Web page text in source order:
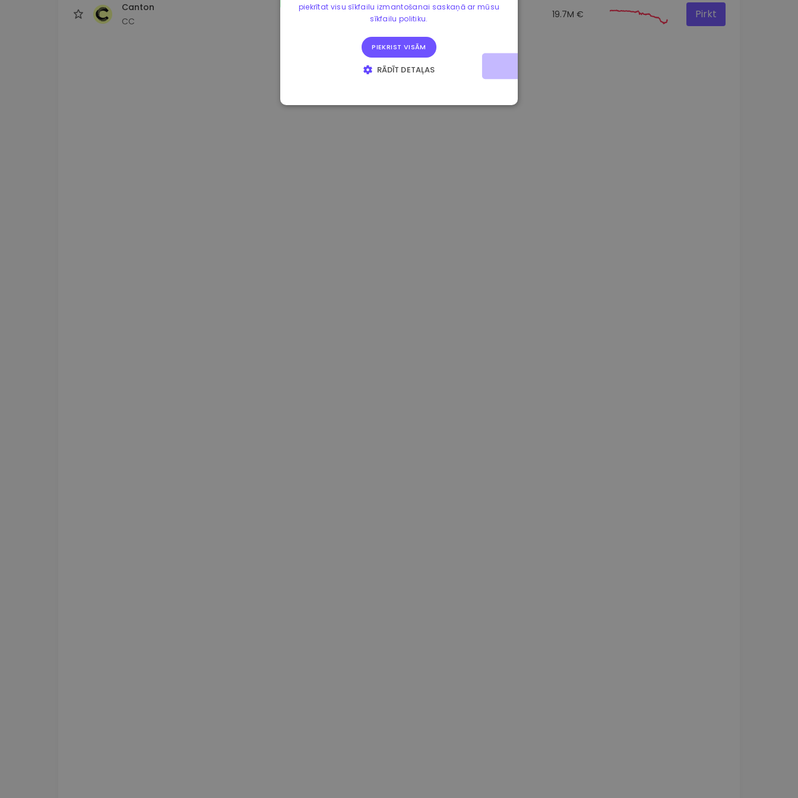
Canton
CC
0.080659000 € -4.80% 19.7M € Pirkt
piekrītat visu sīkfailu izmantošanai saskaņā ar mūsu
sīkfailu politiku.
PIEKRIST VISĀM
RĀDĪT DETAĻAS